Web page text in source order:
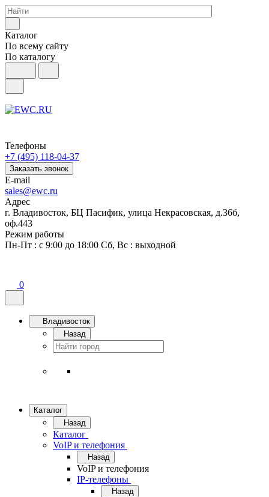
Каталог
По всему сайту
По каталогу
Телефоны
+7 (495) 118-04-37
Заказать звонок
E-mail
sales@ewc.ru
Адрес
г. Владивосток, БЦ Пасифик, улица Некрасовская, д.36б,
оф.443
Режим работы
Пн-Пт : с 9:00 до 18:00 Сб, Вс : выходной
0
Владивосток
Назад
Каталог
Назад
Каталог
VoIP и телефония
Назад
VoIP и телефония
IP-телефоны
Назад